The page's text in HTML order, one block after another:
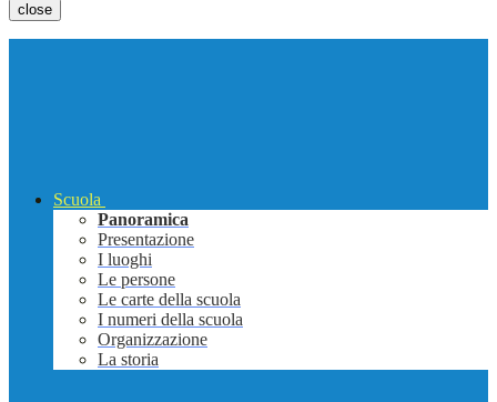
close
Scuola
Panoramica
Presentazione
I luoghi
Le persone
Le carte della scuola
I numeri della scuola
Organizzazione
La storia